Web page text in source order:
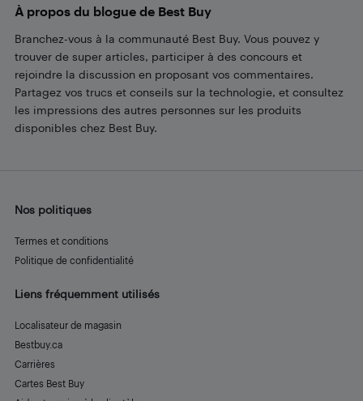
À propos du blogue de Best Buy
Branchez-vous à la communauté Best Buy. Vous pouvez y
trouver de super articles, participer à des concours et
rejoindre la discussion en proposant vos commentaires.
Partagez vos trucs et conseils sur la technologie, et consultez
les impressions des autres personnes sur les produits
disponibles chez Best Buy.
Nos politiques
Termes et conditions
Politique de confidentialité
Liens fréquemment utilisés
Localisateur de magasin
Bestbuy.ca
Carrières
Cartes Best Buy